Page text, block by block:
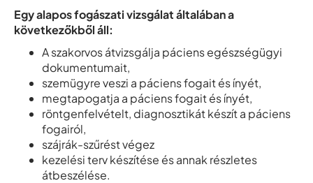
Egy alapos fogászati vizsgálat általában a
következőkből áll:
A szakorvos átvizsgálja páciens egészségügyi
dokumentumait,
szemügyre veszi a páciens fogait és ínyét,
megtapogatja a páciens fogait és ínyét,
röntgenfelvételt, diagnosztikát készít a páciens
fogairól,
szájrák-szűrést végez
kezelési terv készítése és annak részletes
átbeszélése.